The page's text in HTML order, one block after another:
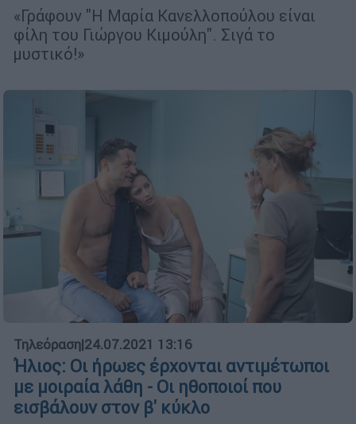
«Γράφουν "Η Μαρία Κανελλοπούλου είναι
φίλη του Γιώργου Κιμούλη". Σιγά το
μυστικό!»
Τηλεόραση|24.07.2021 13:16
Ήλιος: Οι ήρωες έρχονται αντιμέτωποι
με μοιραία λάθη - Οι ηθοποιοί που
εισβάλουν στον β' κύκλο